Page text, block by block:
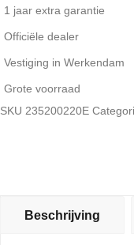
1 jaar extra garantie
Officiële dealer
Vestiging in Werkendam
Grote voorraad
SKU 235200220E
Beschrijving